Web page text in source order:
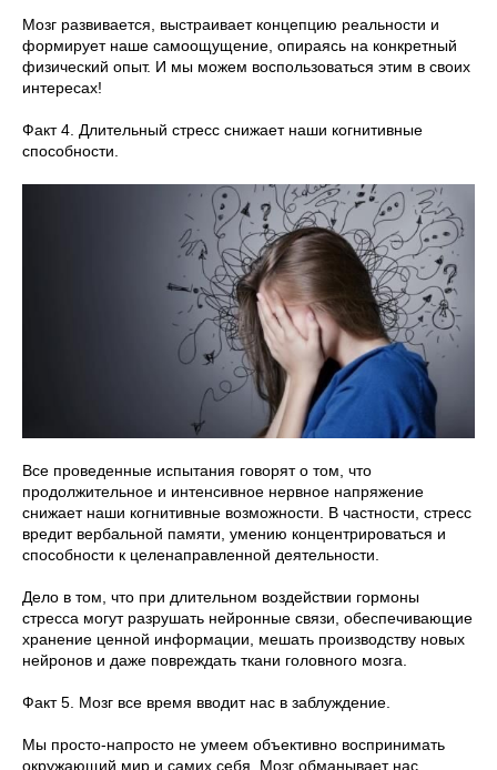
Мозг развивается, выстраивает концепцию реальности и
формирует наше самоощущение, опираясь на конкретный
физический опыт. И мы можем воспользоваться этим в своих
интересах!
Факт 4. Длительный стресс снижает наши когнитивные
способности.
Все проведенные испытания говорят о том, что
продолжительное и интенсивное нервное напряжение
снижает наши когнитивные возможности. В частности, стресс
вредит вербальной памяти, умению концентрироваться и
способности к целенаправленной деятельности.
Дело в том, что при длительном воздействии гормоны
стресса могут разрушать нейронные связи, обеспечивающие
хранение ценной информации, мешать производству новых
нейронов и даже повреждать ткани головного мозга.
Факт 5. Мозг все время вводит нас в заблуждение.
Мы просто-напросто не умеем объективно воспринимать
окружающий мир и самих себя. Мозг обманывает нас